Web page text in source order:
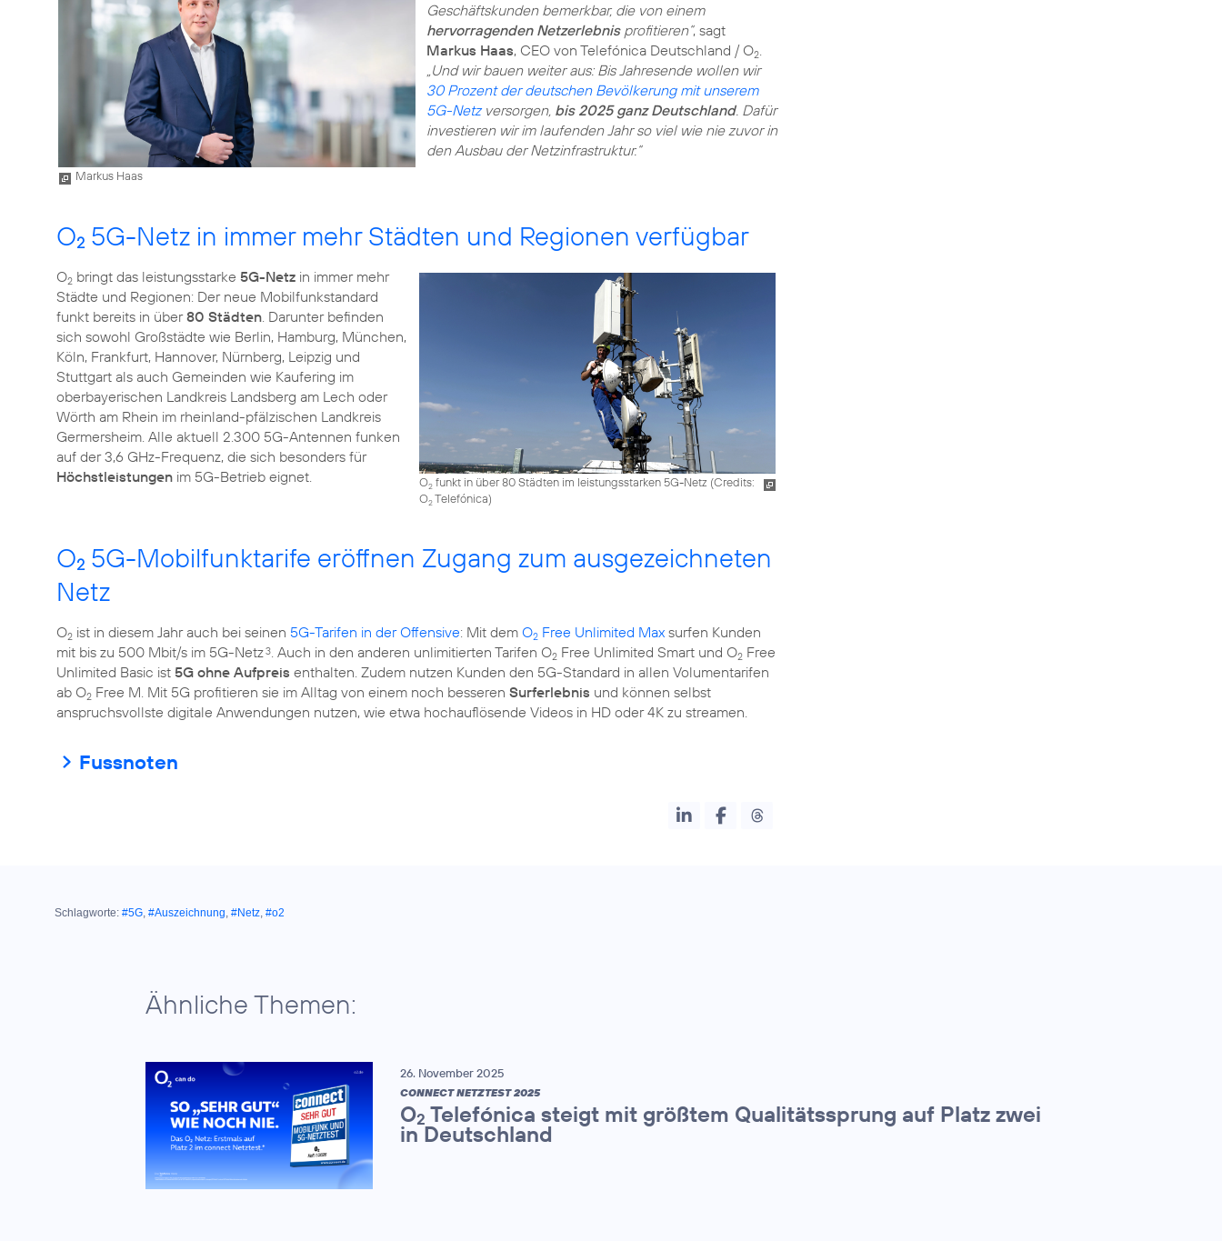
Markus Haas
Geschäftskunden bemerkbar, die von einem
hervorragenden Netzerlebnisprofitieren“, sagt
Markus Haas, CEO von Telefónica Deutschland / O2.
„Und wir bauen weiter aus: Bis Jahresende wollen wir
30 Prozent der deutschen Bevölkerung mit unserem
5G-Netzversorgen, bis 2025 ganz Deutschland. Dafür
investieren wir im laufenden Jahr so viel wie nie zuvor in
den Ausbau der Netzinfrastruktur.“
O2 5G-Netz in immer mehr Städten und Regionen verfügbar
O2funkt in über 80 Städten im leistungsstarken 5G-Netz (Credits:
O2Telefónica)
O2 bringt das leistungsstarke 5G-Netz in immer mehr
Städte und Regionen: Der neue Mobilfunkstandard
funkt bereits in über80 Städten . Darunter befinden
sich sowohl Großstädte wie Berlin, Hamburg, München,
Köln, Frankfurt, Hannover, Nürnberg, Leipzig und
Stuttgart als auch Gemeinden wie Kaufering im
oberbayerischen Landkreis Landsberg am Lech oder
Wörth am Rhein im rheinland-pfälzischen Landkreis
Germersheim. Alle aktuell 2.300 5G-Antennen funken
auf der 3,6 GHz-Frequenz, die sich besonders für
Höchstleistungen im 5G-Betrieb eignet.
O2 5G-Mobilfunktarife eröffnen Zugang zum ausgezeichneten
Netz
O2 ist in diesem Jahr auch bei seinen 5G-Tarifen in der Offensive: Mit dem O2 Free Unlimited Max surfen Kunden
mit bis zu 500 Mbit/s im 5G-Netz3 . Auch in den anderen unlimitierten Tarifen O2 Free UnIimited Smart und O2 Free
Unlimited Basic ist 5G ohne Aufpreis enthalten. Zudem nutzen Kunden den 5G-Standard in allen Volumentarifen
ab O2 Free M. Mit 5G profitieren sie im Alltag von einem noch besseren Surferlebnis und können selbst
anspruchsvollste digitale Anwendungen nutzen, wie etwa hochauflösende Videos in HD oder 4K zu streamen.
Fussnoten
Schlagworte: #5G #Auszeichnung #Netz #o2
Ähnliche Themen:
26. November 2025
CONNECT NETZTEST 2025
O2 Telefónica steigt mit größtem Qualitätssprung auf Platz zwei
in Deutschland